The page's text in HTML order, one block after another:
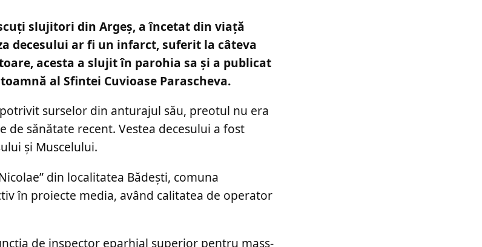
slujitori din Argeș, a încetat din viață
decesului ar fi un infarct, suferit la câteva
acesta a slujit în parohia sa și a publicat
al Sfintei Cuvioase Parascheva.
surselor din anturajul său, preotul nu era
sănătate recent. Vestea decesului a fost
și Muscelului.
din localitatea Bădești, comuna
în proiecte media, având calitatea de operator
de inspector eparhial superior pentru mass-